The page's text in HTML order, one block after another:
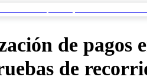
de pagos
de